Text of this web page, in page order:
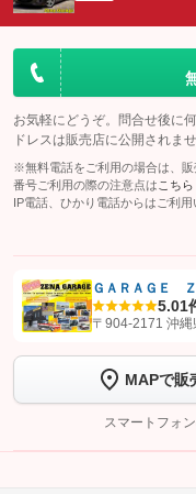
お気軽にどうぞ。問合せ後に
ドレスは販売店に公開されませ
※無料電話をご利用の場合は、
番号ご利用の際の注意点は こちら
IP電話、ひかり電話からはご利用
【STEP1】認証画面でグーネ
トーク画面で
ボ
完了してください
ＧＡＲＡＧＥ
5.01
〒904-2171 沖縄
MAPで販
スマートフォ